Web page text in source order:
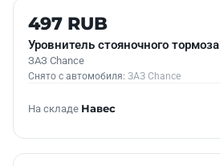
Б/У В НАЛИЧИИ
497 RUB
Уровнитель стояночного тормоза
ЗАЗ Chance
Снято с автомобиля: ЗАЗ Chance
На складе Навес